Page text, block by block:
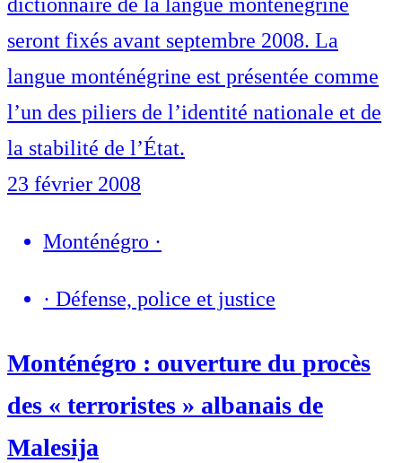
dictionnaire de la langue monténégrine
seront fixés avant septembre 2008. La
langue monténégrine est présentée comme
l’un des piliers de l’identité nationale et de
la stabilité de l’État.
23 février 2008
Monténégro ·
· Défense, police et justice
Monténégro : ouverture du procès
des « terroristes » albanais de
Malesija